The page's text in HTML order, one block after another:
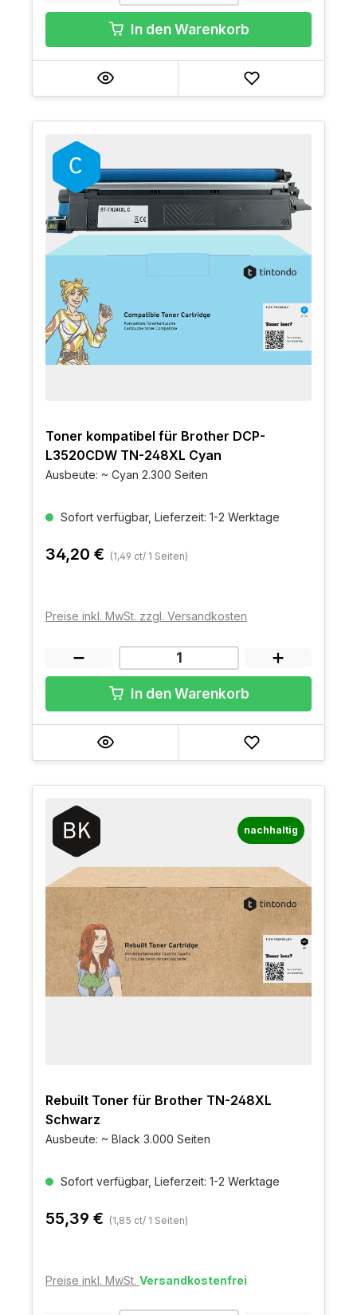
In den Warenkorb
Toner kompatibel für Brother DCP-
L3520CDW TN-248XL Cyan
Ausbeute: ~ Cyan 2.300 Seiten
Sofort verfügbar, Lieferzeit: 1-2 Werktage
34,20 € (1,49 ct/ 1 Seiten)
Preise inkl. MwSt. zzgl. Versandkosten
In den Warenkorb
nachhaltig
Rebuilt Toner für Brother TN-248XL
Schwarz
Ausbeute: ~ Black 3.000 Seiten
Sofort verfügbar, Lieferzeit: 1-2 Werktage
55,39 € (1,85 ct/ 1 Seiten)
Preise inkl. MwSt. Versandkostenfrei